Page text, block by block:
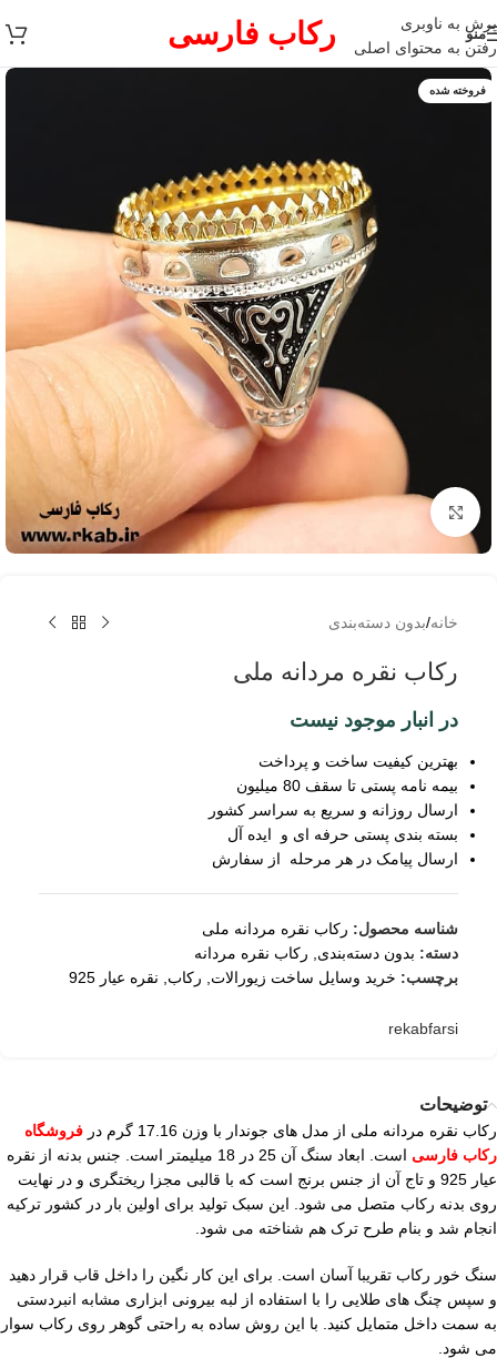
پرش به ناوبری
رفتن به محتوای اصلی
منو رکاب فارسی
فروخته شده
برای بزرگنمایی کلیک کنید
خانه/بدون دسته‌بندی
رکاب نقره مردانه ملی
در انبار موجود نیست
بهترین کیفیت ساخت و پرداخت
بیمه نامه پستی تا سقف 80 میلیون
ارسال روزانه و سریع به سراسر کشور
بسته بندی پستی حرفه ای و ایده آل
ارسال پیامک در هر مرحله از سفارش
شناسه محصول: رکاب نقره مردانه ملی
دسته: بدون دسته‌بندی
رکاب نقره مردانه
برچسب: خرید وسایل ساخت زیورالات رکاب نقره عیار 925
rekabfarsi
توضیحات
رکاب نقره مردانه ملی از مدل های جوندار با وزن 17.16 گرم در
فروشگاه
رکاب فارسی
است. ابعاد سنگ آن 25 در 18 میلیمتر است. جنس بدنه از نقره
عیار 925 و تاج آن از جنس برنج است که با قالبی مجزا ریختگری و در نهایت
روی بدنه رکاب متصل می شود. این سبک تولید برای اولین بار در کشور ترکیه
انجام شد و بنام طرح ترک هم شناخته می شود.
سنگ خور رکاب تقریبا آسان است. برای این کار نگین را داخل قاب قرار دهید
و سپس چنگ های طلایی را با استفاده از لبه بیرونی ابزاری مشابه انبردستی
به سمت داخل متمایل کنید. با این روش ساده به راحتی گوهر روی رکاب سوار
می شود.